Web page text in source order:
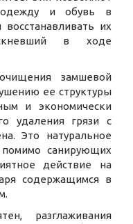
и обувь в
их
в ходе
замшевой
ее структуры
и экономически
удаления грязи с
Это натуральное
санирующих
действие на
содержащимся в
разглаживания